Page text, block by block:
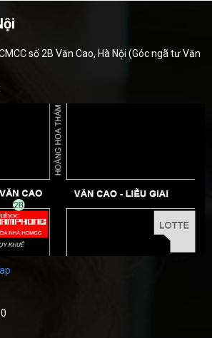
số 2B Văn Cao, Hà Nội (Góc ngã tư Văn